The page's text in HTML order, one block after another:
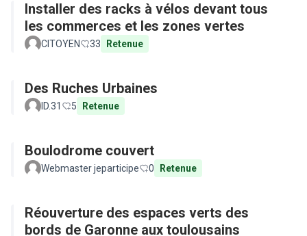
Installer des racks à vélos devant tous
les commerces et les zones vertes
CITOYEN 33 Retenue
Des Ruches Urbaines
ID.31 5 Retenue
Boulodrome couvert
Webmaster jeparticipe 0 Retenue
Réouverture des espaces verts des
bords de Garonne aux toulousains